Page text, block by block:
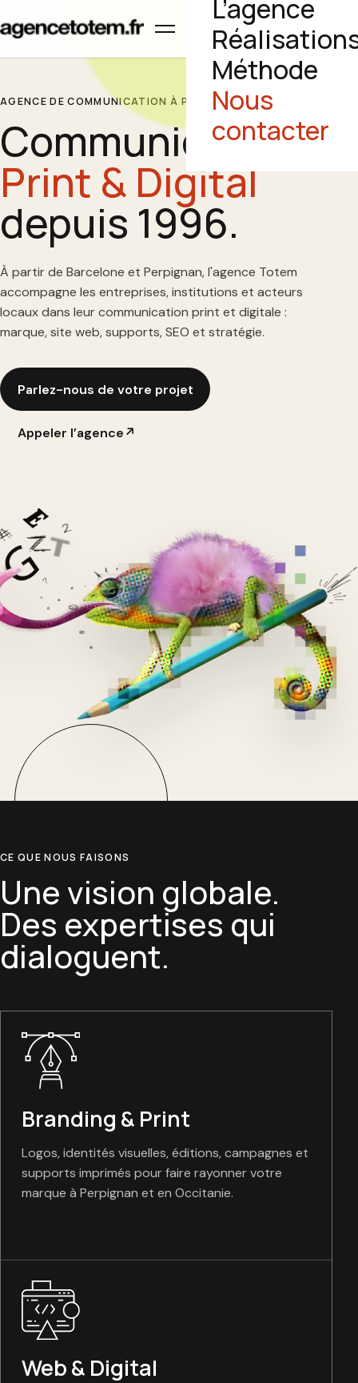
Ouvrir le menu
L’agence
Méthode
Nous
contacter
AGENCE DE COMMUNICATION À PERPIGNAN
Communication
Print & Digital
depuis 1996.
À partir de Barcelone et Perpignan, l'agence Totem
accompagne les entreprises, institutions et acteurs
locaux dans leur communication print et digitale :
marque, site web, supports, SEO et stratégie.
Parlez-nous de votre projet
Appeler l’agence↗
CE QUE NOUS FAISONS
Une vision globale.
Des expertises qui
dialoguent.
Branding & Print
Logos, identités visuelles, éditions, campagnes et
supports imprimés pour faire rayonner votre
marque à Perpignan et en Occitanie.
Web & Digital